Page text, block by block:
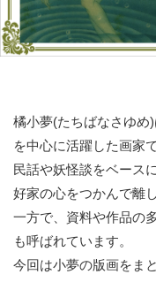
橘小夢(たちばなさゆめ
を中心に活躍した画家で
民話や妖怪談をベース
好家の心をつかんで離
一方で、資料や作品の
も呼ばれています。
今回は小夢の版画をま